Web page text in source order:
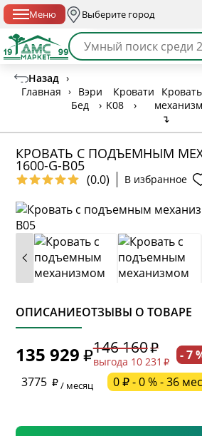
Меню Выберите город
Назад ›
Главная
›
Вэри
Бед
›
Кровати
K08
›
↴
КРОВАТЬ С ПОДЪЕМНЫМ
1600-G-B05
(0.0) В избранное
ОПИСАНИЕОТЗЫВЫ О ТОВАРЕ
135 929 146 160
выгода 10 231 - 7
3775
/ месяц 0 ₽ - 0 % - 36
* обязательное поле
* необязательное поле